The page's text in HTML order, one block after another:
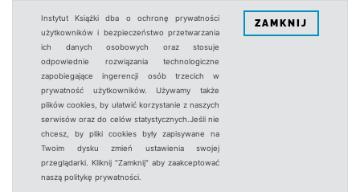
Instytut Książki dba o ochronę prywatności
użytkowników i bezpieczeństwo przetwarzania
ich danych osobowych oraz stosuje
odpowiednie rozwiązania technologiczne
zapobiegające ingerencji osób trzecich w
prywatność użytkowników. Używamy także
plików cookies, by ułatwić korzystanie z naszych
serwisów oraz do celów statystycznych.Jeśli nie
chcesz, by pliki cookies były zapisywane na
Twoim dysku zmień ustawienia swojej
przeglądarki. Kliknij "Zamknij" aby zaakceptować
naszą politykę prywatności.
ZAMKNIJ